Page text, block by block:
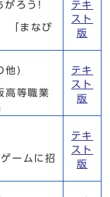
がろう!
「まなび
テキ
スト
版
他)
高等職業
テキ
スト
版
ームに招
テキ
スト
版